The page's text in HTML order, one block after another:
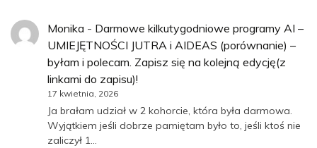
Monika - Darmowe kilkutygodniowe programy AI –
UMIEJĘTNOŚCI JUTRA i AIDEAS (porównanie) –
byłam i polecam. Zapisz się na kolejną edycję(z
linkami do zapisu)!
17 kwietnia, 2026
Ja brałam udział w 2 kohorcie, która była darmowa.
Wyjątkiem jeśli dobrze pamiętam było to, jeśli ktoś nie
zaliczył 1…